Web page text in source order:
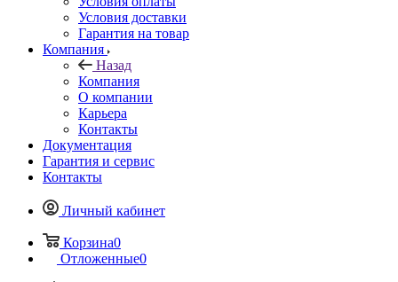
Условия доставки
Гарантия на товар
Компания
Назад
Компания
О компании
Карьера
Контакты
Документация
Гарантия и сервис
Контакты
Личный кабинет
Корзина0
Отложенные0